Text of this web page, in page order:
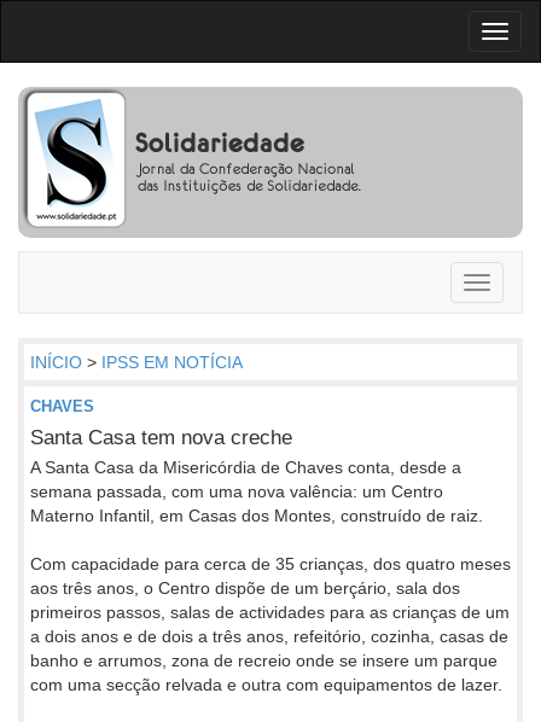
Toggle
INÍCIO > IPSS EM NOTÍCIA
CHAVES
Santa Casa tem nova creche
A Santa Casa da Misericórdia de Chaves conta, desde a
semana passada, com uma nova valência: um Centro
Materno Infantil, em Casas dos Montes, construído de raiz.
Com capacidade para cerca de 35 crianças, dos quatro meses
aos três anos, o Centro dispõe de um berçário, sala dos
primeiros passos, salas de actividades para as crianças de um
a dois anos e de dois a três anos, refeitório, cozinha, casas de
banho e arrumos, zona de recreio onde se insere um parque
com uma secção relvada e outra com equipamentos de lazer.